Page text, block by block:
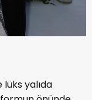
yalıda